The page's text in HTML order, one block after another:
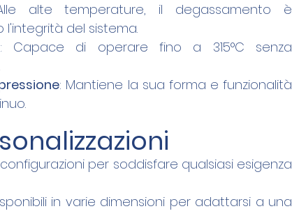
alte temperature, il degassamento è
del sistema.
: Capace di operare fino a 315°C senza
: Mantiene la sua forma e funzionalità
per soddisfare qualsiasi esigenza
in varie dimensioni per adattarsi a una